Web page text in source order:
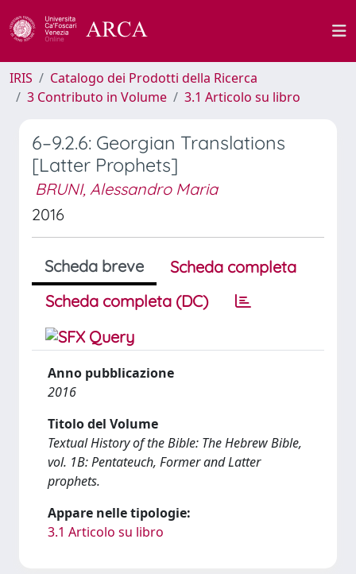
IRIS
Catalogo dei Prodotti della Ricerca
3 Contributo in Volume
3.1 Articolo su libro
6–9.2.6: Georgian Translations
[Latter Prophets]
BRUNI, Alessandro Maria
2016
Scheda breve
Scheda completa
Scheda completa (DC)
Anno pubblicazione
2016
Titolo del Volume
Textual History of the Bible: The Hebrew Bible,
vol. 1B: Pentateuch, Former and Latter
prophets.
Appare nelle tipologie:
3.1 Articolo su libro